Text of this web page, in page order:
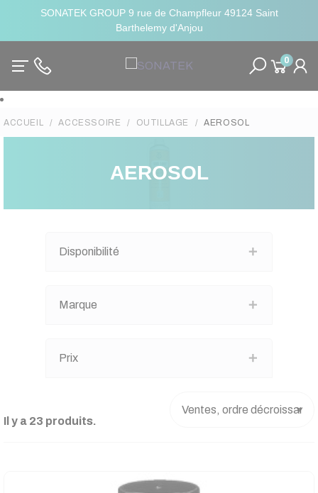
SONATEK GROUP 9 rue de Champfleur 49124 Saint
Barthelemy d'Anjou
0
ACCUEIL ACCESSOIRE OUTILLAGE AEROSOL
AEROSOL
Disponibilité
Marque
Prix
Il y a 23 produits.